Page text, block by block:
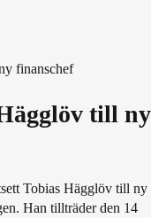
finanschef
till ny
Tobias Hägglöv till ny
Han tillträder den 14